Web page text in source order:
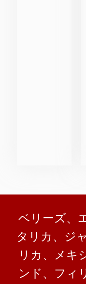
ベリーズ、
タリカ、ジ
リカ、メキ
ンド、フィ